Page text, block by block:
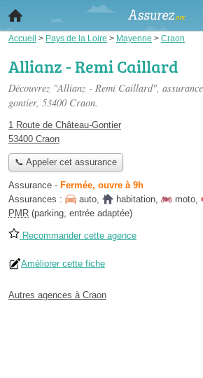
Accueil > Pays de la Loire > Mayenne > Craon
Allianz - Remi Caillard
Découvrez "Allianz - Remi Caillard",
gontier, 53400 Craon.
1 Route de Château-Gontier
53400 Craon
📞 Appeler cet assurance
Assurance - Fermée, ouvre à 9h
Assurances :
auto, habitation, moto,
PMR (parking, entrée adaptée)
Recommander cette agence
Améliorer cette fiche
Autres agences à Craon